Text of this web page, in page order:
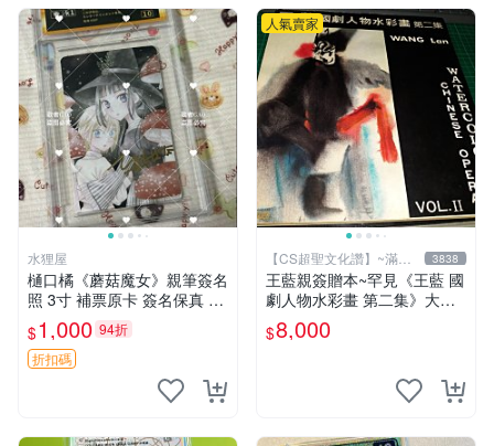
水狸屋
樋口橘《蘑菇魔女》親筆簽名
照 3寸 補票原卡 簽名保真 收
藏推薦 蘑菇魔女 樋口橘 照片
$1,000 94折
折扣碼
人氣賣家
【CS超聖文化讚】~滿千
元送運
3838
王藍親簽贈本~罕見《王藍 國
劇人物水彩畫 第二集》大本
【 CS超聖文化讚】
$8,000